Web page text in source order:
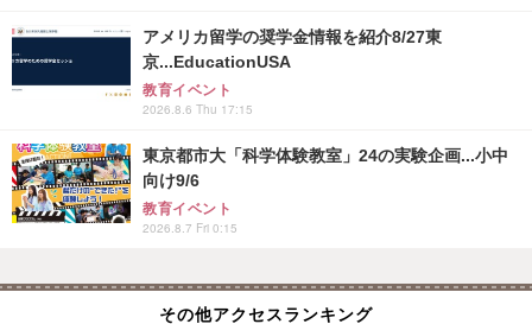
アメリカ留学の奨学金情報を紹介8/27東
京...EducationUSA
教育イベント
2026.8.6 Thu 17:15
東京都市大「科学体験教室」24の実験企画...小中
向け9/6
教育イベント
2026.8.7 Fri 0:15
その他アクセスランキング